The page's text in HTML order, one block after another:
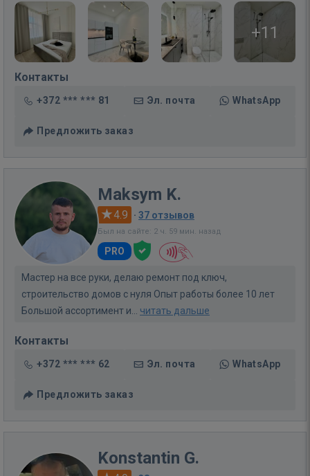
+11
Контакты
+372 *** *** 81 Эл. почта WhatsApp
Предложить заказ
Maksym K.
4.9 · 37 отзывов
Был на сайте: 2 ч. 59 мин. назад
PRO
Мастер на все руки, делаю ремонт под ключ,
строительство домов с нуля Опыт работы более 10 лет
Большой ассортимент и... читать дальше
Контакты
+372 *** *** 62 Эл. почта WhatsApp
Предложить заказ
Konstantin G.